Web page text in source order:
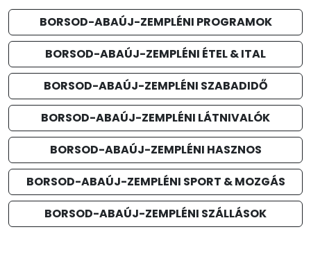
BORSOD-ABAÚJ-ZEMPLÉNI PROGRAMOK
BORSOD-ABAÚJ-ZEMPLÉNI ÉTEL & ITAL
BORSOD-ABAÚJ-ZEMPLÉNI SZABADIDŐ
BORSOD-ABAÚJ-ZEMPLÉNI LÁTNIVALÓK
BORSOD-ABAÚJ-ZEMPLÉNI HASZNOS
BORSOD-ABAÚJ-ZEMPLÉNI SPORT & MOZGÁS
BORSOD-ABAÚJ-ZEMPLÉNI SZÁLLÁSOK